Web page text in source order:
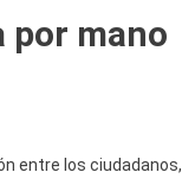
por mano
entre los ciudadanos,